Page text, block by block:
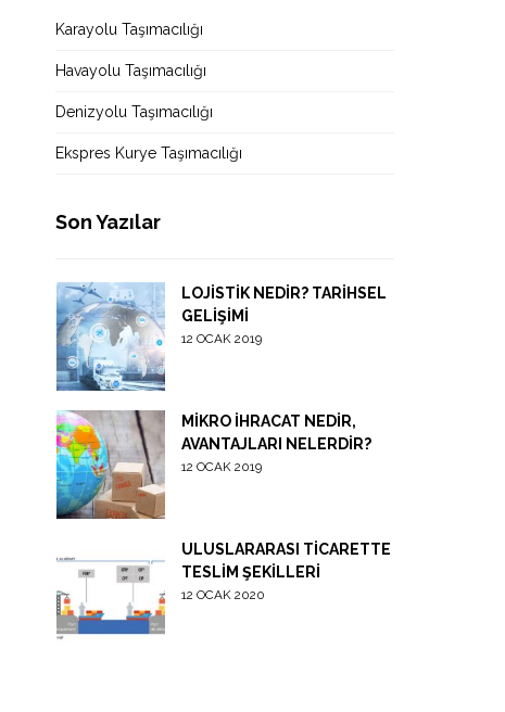
Karayolu Taşımacılığı
Havayolu Taşımacılığı
Denizyolu Taşımacılığı
Ekspres Kurye Taşımacılığı
Son Yazılar
LOJISTIK NEDIR? TARIHSEL
GELIŞIMI
12 OCAK 2019
MIKRO İHRACAT NEDIR,
AVANTAJLARI NELERDIR?
12 OCAK 2019
ULUSLARARASI TICARETTE
TESLIM ŞEKILLERI
12 OCAK 2020